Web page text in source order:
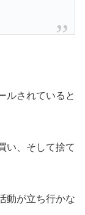
ルされていると
い、そして捨て
動が立ち行かな